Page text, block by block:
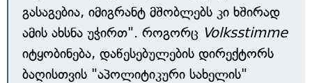
გასაგებია, იმიგრანტ მშობლებს კი ხშირად
ამის ახსნა უჭირთ". როგორც Volksstimme
იტყობინება, დაწესებულების დირექტორს
ბაღისთვის "აპოლიტიკური სახელის"